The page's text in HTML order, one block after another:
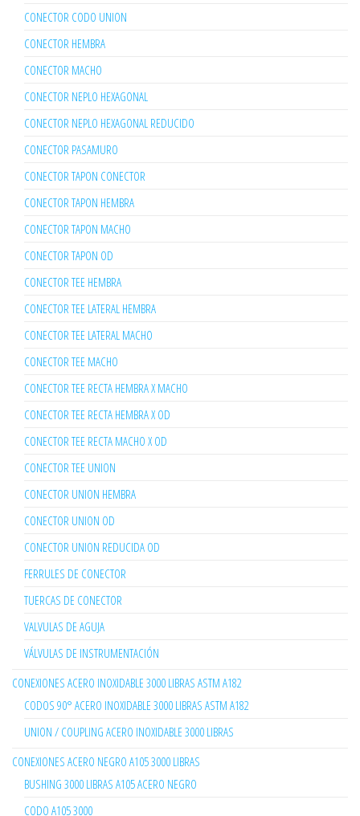
CONECTOR CODO UNION
CONECTOR HEMBRA
CONECTOR MACHO
CONECTOR NEPLO HEXAGONAL
CONECTOR NEPLO HEXAGONAL REDUCIDO
CONECTOR PASAMURO
CONECTOR TAPON CONECTOR
CONECTOR TAPON HEMBRA
CONECTOR TAPON MACHO
CONECTOR TAPON OD
CONECTOR TEE HEMBRA
CONECTOR TEE LATERAL HEMBRA
CONECTOR TEE LATERAL MACHO
CONECTOR TEE MACHO
CONECTOR TEE RECTA HEMBRA X MACHO
CONECTOR TEE RECTA HEMBRA X OD
CONECTOR TEE RECTA MACHO X OD
CONECTOR TEE UNION
CONECTOR UNION HEMBRA
CONECTOR UNION OD
CONECTOR UNION REDUCIDA OD
FERRULES DE CONECTOR
TUERCAS DE CONECTOR
VALVULAS DE AGUJA
VÁLVULAS DE INSTRUMENTACIÓN
CONEXIONES ACERO INOXIDABLE 3000 LIBRAS ASTM A182
CODOS 90° ACERO INOXIDABLE 3000 LIBRAS ASTM A182
UNION / COUPLING ACERO INOXIDABLE 3000 LIBRAS
CONEXIONES ACERO NEGRO A105 3000 LIBRAS
BUSHING 3000 LIBRAS A105 ACERO NEGRO
CODO A105 3000